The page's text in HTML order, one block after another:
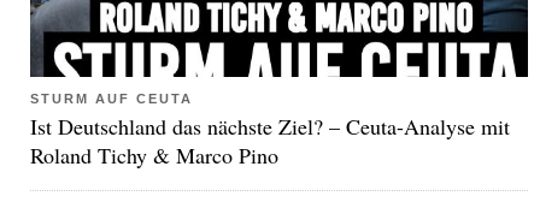
STURM AUF CEUTA
Ist Deutschland das nächste Ziel? – Ceuta-Analyse mit
Roland Tichy & Marco Pino